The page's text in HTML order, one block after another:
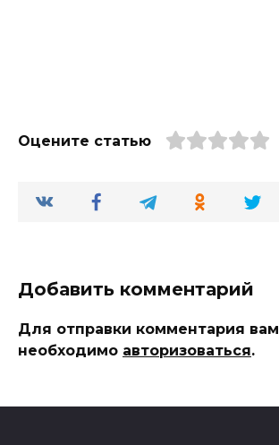
Оцените статью
Добавить комментарий
Для отправки комментария вам
необходимо авторизоваться.